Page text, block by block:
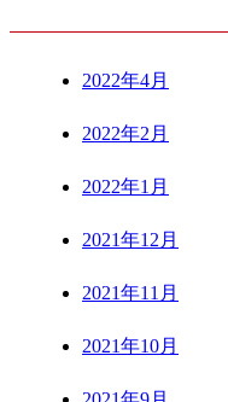
2022年4月
2022年2月
2022年1月
2021年12月
2021年11月
2021年10月